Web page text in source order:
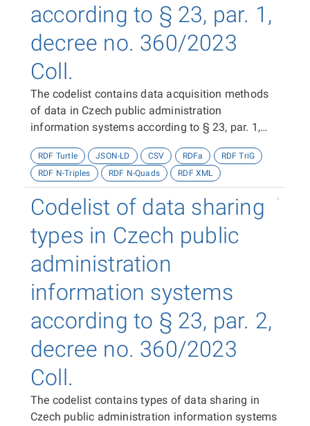
according to § 23, par. 1,
decree no. 360/2023
Coll.
The codelist contains data acquisition methods
of data in Czech public administration
information systems according to § 23, par. 1,
RDF Turtle JSON-LD CSV RDFa
RDF TriG
RDF N-Triples
RDF N-Quads RDF XML
Codelist of data sharing
types in Czech public
administration
information systems
according to § 23, par. 2,
decree no. 360/2023
Coll.
The codelist contains types of data sharing in
Czech public administration information systems